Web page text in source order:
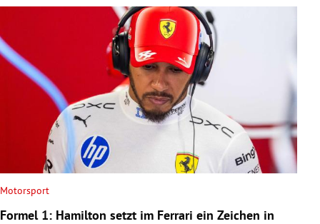
Motorsport
Formel 1: Hamilton setzt im Ferrari ein Zeichen in